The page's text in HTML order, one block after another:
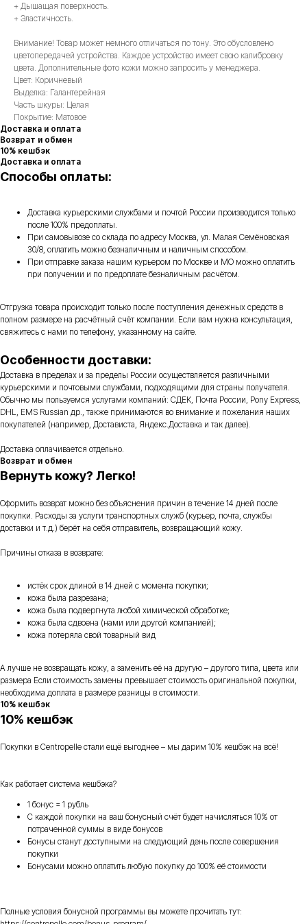
+ Дышащая поверхность.
+ Эластичность.
Внимание! Товар может немного отличаться по тону. Это обусловлено
цветопередачей устройства. Каждое устройство имеет свою калибровку
цвета. Дополнительные фото кожи можно запросить у менеджера.
Цвет: Коричневый
Выделка: Галантерейная
Часть шкуры: Целая
Покрытие: Матовое
Доставка и оплата
Возврат и обмен
10% кешбэк
Доставка и оплата
Способы оплаты:
Доставка курьерскими службами и почтой России производится только
после 100% предоплаты.
При самовывозе со склада по адресу Москва, ул. Малая Семёновская
30/8, оплатить можно безналичным и наличным способом.
При отправке заказа нашим курьером по Москве и МО можно оплатить
при получении и по предоплате безналичным расчётом.
Отгрузка товара происходит только после поступления денежных средств в
полном размере на расчётный счёт компании. Если вам нужна консультация,
свяжитесь с нами по телефону, указанному на сайте.
Особенности доставки:
Доставка в пределах и за пределы России осуществляется различными
курьерскими и почтовыми службами, подходящими для страны получателя.
Обычно мы пользуемся услугами компаний: СДЕК, Почта России, Pony Express,
DHL, EMS Russian др., также принимаются во внимание и пожелания наших
покупателей (например, Достависта, Яндекс.Доставка и так далее).
Доставка оплачивается отдельно.
Возврат и обмен
Вернуть кожу? Легко!
Оформить возврат можно без объяснения причин в течение 14 дней после
покупки. Расходы за услуги транспортных служб (курьер, почта, службы
доставки и т.д.) берёт на себя отправитель, возвращающий кожу.
Причины отказа в возврате:
истёк срок длиной в 14 дней с момента покупки;
кожа была разрезана;
кожа была подвергнута любой химической обработке;
кожа была сдвоена (нами или другой компанией);
кожа потеряла свой товарный вид
А лучше не возвращать кожу, а заменить её на другую – другого типа, цвета или
размера Если стоимость замены превышает стоимость оригинальной покупки,
необходима доплата в размере разницы в стоимости.
10% кешбэк
10% кешбэк
Покупки в Centropelle стали ещё выгоднее – мы дарим 10% кешбэк на всё!
Как работает система кешбэка?
1 бонус = 1 рубль
С каждой покупки на ваш бонусный счёт будет начисляться 10% от
потраченной суммы в виде бонусов
Бонусы станут доступными на следующий день после совершения
покупки
Бонусами можно оплатить любую покупку до 100% её стоимости
Полные условия бонусной программы вы можете прочитать тут: